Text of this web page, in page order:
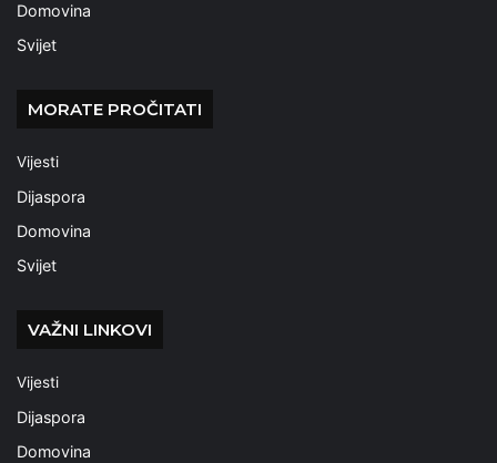
Domovina
Svijet
MORATE PROČITATI
Vijesti
Dijaspora
Domovina
Svijet
VAŽNI LINKOVI
Vijesti
Dijaspora
Domovina